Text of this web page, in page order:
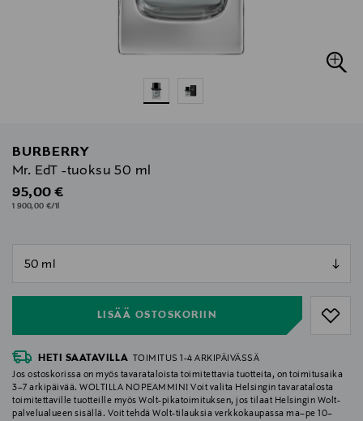
BURBERRY
Mr. EdT -tuoksu 50 ml
Original Price
95,00 €
1 900,00 €/1l
LISÄÄ OSTOSKORIIN
null
HETI SAATAVILLA
TOIMITUS 1-4 ARKIPÄIVÄSSÄ
Jos ostoskorissa on myös tavarataloista toimitettavia tuotteita, on toimitusaika
3–7 arkipäivää. WOLTILLA NOPEAMMIN! Voit valita Helsingin tavaratalosta
toimitettaville tuotteille myös Wolt-pikatoimituksen, jos tilaat Helsingin Wolt-
palvelualueen sisällä. Voit tehdä Wolt-tilauksia verkkokaupassa ma–pe 10–